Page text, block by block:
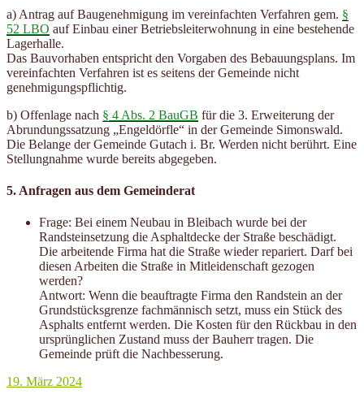
a) Antrag auf Baugenehmigung im vereinfachten Verfahren gem. §
52 LBO auf Einbau einer Betriebsleiterwohnung in eine bestehende
Lagerhalle.
Das Bauvorhaben entspricht den Vorgaben des Bebauungsplans. Im
vereinfachten Verfahren ist es seitens der Gemeinde nicht
genehmigungspflichtig.
b) Offenlage nach § 4 Abs. 2 BauGB für die 3. Erweiterung der
Abrundungssatzung „Engeldörfle“ in der Gemeinde Simonswald.
Die Belange der Gemeinde Gutach i. Br. Werden nicht berührt. Eine
Stellungnahme wurde bereits abgegeben.
5. Anfragen aus dem Gemeinderat
Frage: Bei einem Neubau in Bleibach wurde bei der
Randsteinsetzung die Asphaltdecke der Straße beschädigt.
Die arbeitende Firma hat die Straße wieder repariert. Darf bei
diesen Arbeiten die Straße in Mitleidenschaft gezogen
werden?
Antwort: Wenn die beauftragte Firma den Randstein an der
Grundstücksgrenze fachmännisch setzt, muss ein Stück des
Asphalts entfernt werden. Die Kosten für den Rückbau in den
ursprünglichen Zustand muss der Bauherr tragen. Die
Gemeinde prüft die Nachbesserung.
Veröffentlicht
19. März 2024